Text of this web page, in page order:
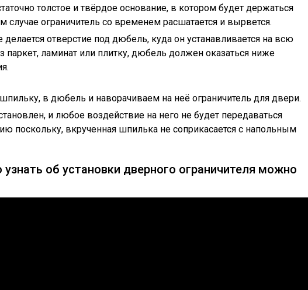
толстое и твёрдое основание, в котором будет держаться
случае ограничитель со временем расшатается и вырвется.
делается отверстие под дюбель, куда он устанавливается на всю
паркет, ламинат или плитку, дюбель должен оказаться ниже
в дюбель и наворачиваем на неё ограничитель для двери.
и любое воздействие на него не будет передаваться
поскольку, вкрученная шпилька не соприкасается с напольным
об установки дверного ограничителя можно